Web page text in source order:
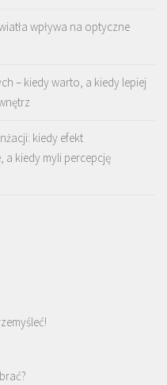
wpływa na optyczne
– kiedy warto, a kiedy lepiej
kiedy efekt
kiedy myli percepcję